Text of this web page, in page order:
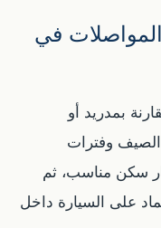
في
بمدريد أو
الصيف وفترات
سكن مناسب، ثم
على السيارة داخل